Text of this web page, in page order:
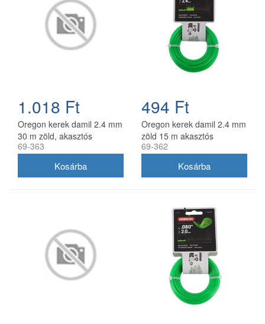
1.018 Ft
Oregon kerek damil 2.4 mm
30 m zöld, akasztós
kiszerelés
69-363
494 Ft
Oregon kerek damil 2.4 mm
zöld 15 m akasztós
kiszerelésben
69-362